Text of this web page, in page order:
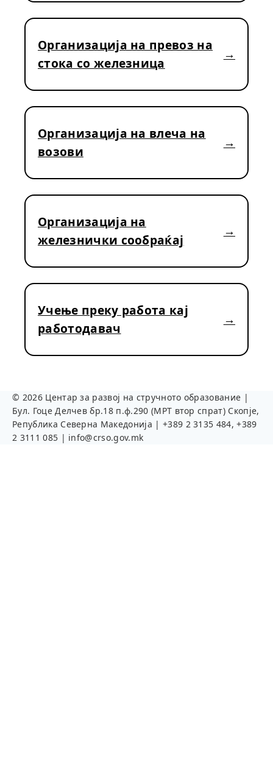
Организација на превоз на
стока со железница
Организација на влеча на
возови
Организација на
железнички сообраќај
Учење преку работа кај
работодавач
© 2026Центар за развој на стручното образование |
Бул. Гоце Делчев бр.18 п.ф.290 (МРТ втор спрат) Скопје,
Република Северна Македонија | +389 2 3135 484, +389
2 3111 085 | info@crso.gov.mk